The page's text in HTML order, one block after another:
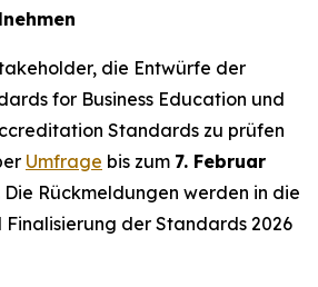
die Entwürfe der
for Business Education und
Standards zu prüfen
Umfrage bis zum 7. Februar
Die Rückmeldungen werden in die
der Standards 2026